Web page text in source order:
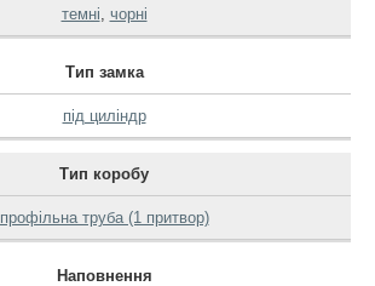
темні, чорні
Тип замка
під циліндр
Тип коробу
профільна труба (1 притвор)
Наповнення